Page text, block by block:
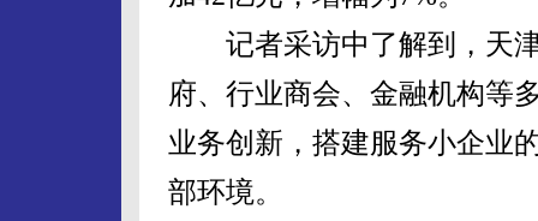
记者采访中了解到，天津
府、行业商会、金融机构等
业务创新，搭建服务小企业
部环境。